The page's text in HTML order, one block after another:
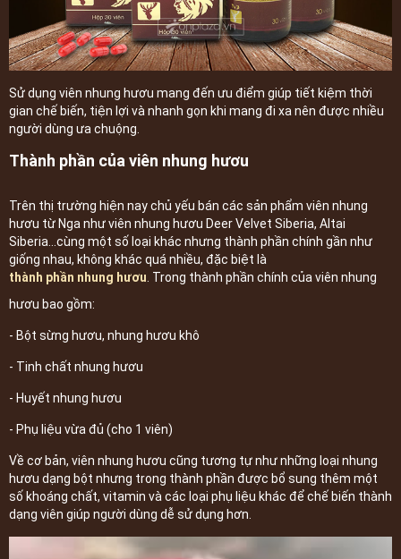
Sử dụng viên nhung hươu mang đến ưu điểm giúp tiết kiệm thời
gian chế biến, tiện lợi và nhanh gọn khi mang đi xa nên được nhiều
người dùng ưa chuộng.
Thành phần của viên nhung hươu
Trên thị trường hiện nay chủ yếu bán các sản phẩm viên nhung
hươu từ Nga như viên nhung hươu Deer Velvet Siberia, Altai
Siberia...cùng một số loại khác nhưng thành phần chính gần như
giống nhau, không khác quá nhiều, đặc biệt là
thành phần nhung hươu . Trong thành phần chính của viên nhung
hươu bao gồm:
- Bột sừng hươu, nhung hươu khô
- Tinh chất nhung hươu
- Huyết nhung hươu
- Phụ liệu vừa đủ (cho 1 viên)
Về cơ bản, viên nhung hươu cũng tương tự như những loại nhung
hươu dạng bột nhưng trong thành phần được bổ sung thêm một
số khoáng chất, vitamin và các loại phụ liệu khác để chế biến thành
dạng viên giúp người dùng dễ sử dụng hơn.